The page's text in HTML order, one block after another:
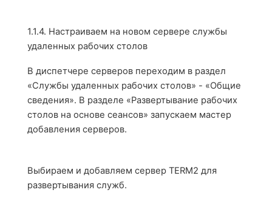
1.1.4. Настраиваем на новом сервере службы
удаленных рабочих столов
В диспетчере серверов переходим в раздел
«Службы удаленных рабочих столов» - «Общие
сведения». В разделе «Развертывание рабочих
столов на основе сеансов» запускаем мастер
добавления серверов.
Выбираем и добавляем сервер TERM2 для
развертывания служб.